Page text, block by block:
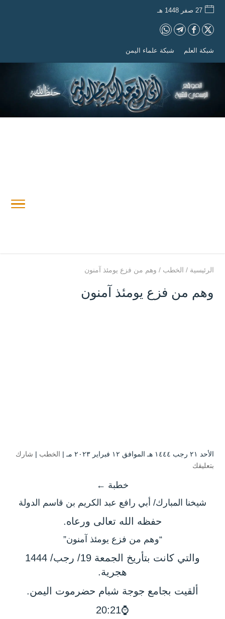
27 صفر 1448 هـ
شبكة العلم شبكة علماء اليمن
الرئيسية / الخطب / وهم من فزع يومئذ آمنون
وهم من فزع يومئذ آمنون
الأحد ۲۱ رجب ۱٤٤٤ هـ الموافق ۱۲ فبراير ۲۰۲۳ مـ | الخطب | شارك
بتعليقك
خطبة ←
شيخنا المبارك/ أبي رافع عبد الكريم بن قاسم الدولة
حفظه الله تعالى ورعاه.
“وهم من فزع يومئذ آمنون”
والتي كانت بتأريخ الجمعة 19/ رجب/ 1444
هجرية.
ألقيت بجامع جوجة شبام حضرموت اليمن.
⌚20:21